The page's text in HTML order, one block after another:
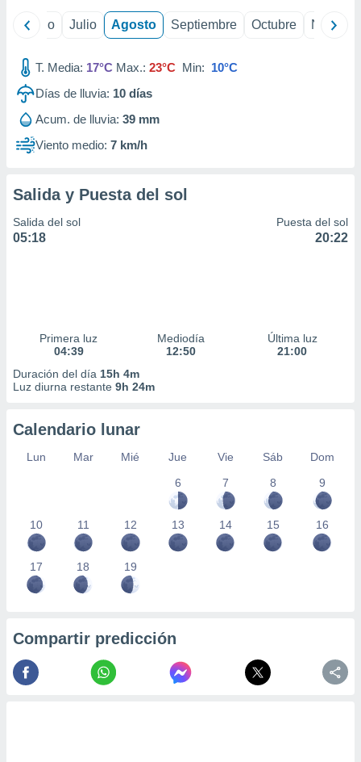
e
mediante
publicidad
de
Junio Julio Agosto Septiembre Octubre
T. Media: 17°C Max.: 23°C Min: 10°C
Días de lluvia: 10 días
Acum. de lluvia: 39 mm
Viento medio: 7 km/h
Salida y Puesta del sol
Salida del sol
05:18
Puesta del sol
20:22
Primera luz
04:39
Mediodía
12:50
Última luz
21:00
Duración del día 15h 4m
Luz diurna restante 9h 24m
Calendario lunar
Lun Mar Mié Jue Vie Sáb
Dom
6
7 8 9
10 11 12 13 14 15 16
17 18 19
Compartir predicción